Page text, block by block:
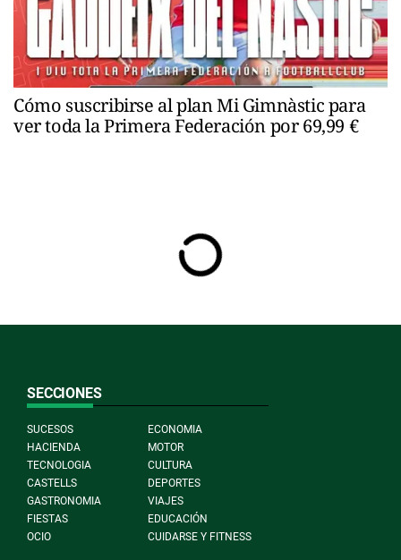
Cómo suscribirse al plan Mi Gimnàstic para
ver toda la Primera Federación por 69,99 €
SECCIONES
SUCESOS
ECONOMIA
HACIENDA
MOTOR
TECNOLOGIA
CULTURA
CASTELLS
DEPORTES
GASTRONOMIA
VIAJES
FIESTAS
EDUCACIÓN
OCIO
CUIDARSE Y FITNESS